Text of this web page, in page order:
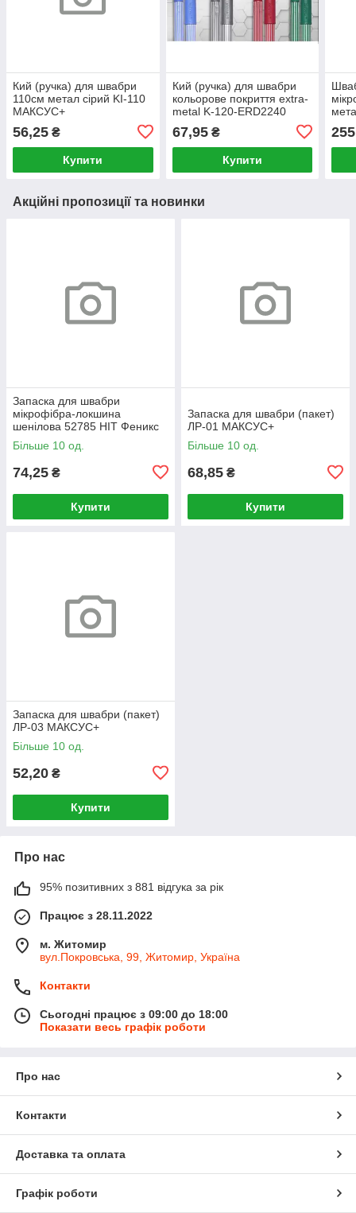
Кий (ручка) для швабри
110см метал сірий KI-110
МАКСУС+
56,25 ₴
Купити
Кий (ручка) для швабри
кольорове покриття extra-
metal K-120-ERD2240
67,95₴
Купити
Акційні пропозиції та новинки
Запаска для швабри
мікрофібра-локшина
шенілова 52785 HIT Феникс
Більше 10 од.
74,25 ₴
Купити
Запаска для швабри (пакет)
ЛР-01 МАКСУС+
Більше 10 од.
68,85 ₴
Купити
Запаска для швабри (пакет)
ЛР-03 МАКСУС+
Більше 10 од.
52,20 ₴
Купити
Про нас
95% позитивних з 881 відгука за рік
Працює з 28.11.2022
м. Житомир
вул.Покровська, 99, Житомир, Україна
Контакти
Сьогодні працює з 09:00 до 18:00
Показати весь графік роботи
Про нас
Контакти
Доставка та оплата
Графік роботи